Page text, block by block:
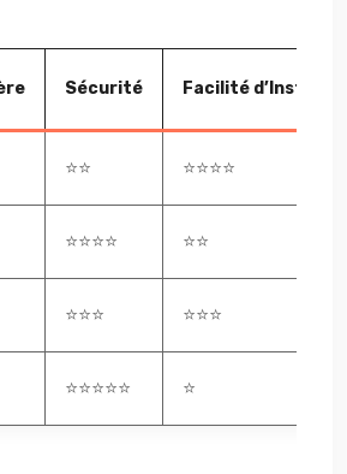
Sécurité Facilité
⭐⭐ ⭐⭐⭐⭐
⭐⭐⭐⭐ ⭐⭐
⭐⭐⭐ ⭐⭐⭐
⭐⭐⭐⭐⭐ ⭐